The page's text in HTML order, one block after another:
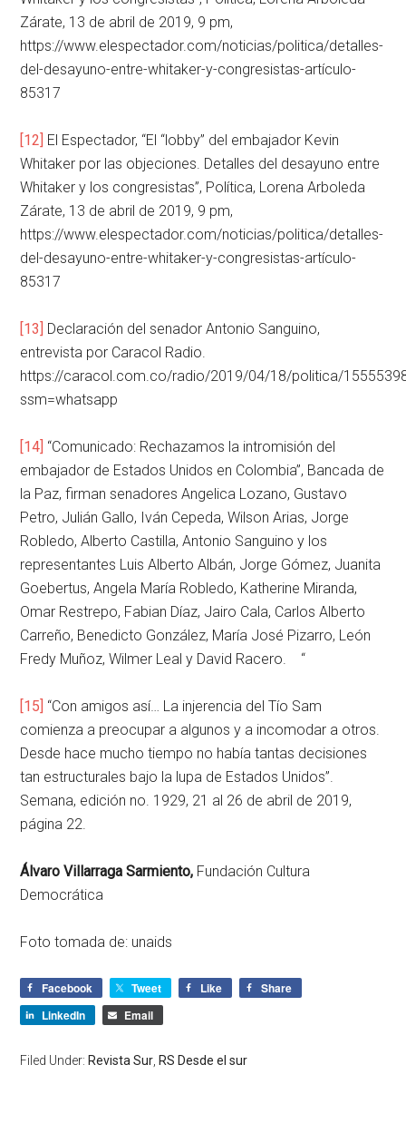
Zárate, 13 de abril de 2019, 9 pm,
https://www.elespectador.com/noticias/politica/detalles-
del-desayuno-entre-whitaker-y-congresistas-artículo-
85317
[12] El Espectador, “El “lobby” del embajador Kevin
Whitaker por las objeciones. Detalles del desayuno entre
Whitaker y los congresistas”, Política, Lorena Arboleda
Zárate, 13 de abril de 2019, 9 pm,
https://www.elespectador.com/noticias/politica/detalles-
del-desayuno-entre-whitaker-y-congresistas-artículo-
85317
[13] Declaración del senador Antonio Sanguino,
entrevista por Caracol Radio.
https://caracol.com.co/radio/2019/04/18/politica/
ssm=whatsapp
[14] “Comunicado: Rechazamos la intromisión del
embajador de Estados Unidos en Colombia”, Bancada de
la Paz, firman senadores Angelica Lozano, Gustavo
Petro, Julián Gallo, Iván Cepeda, Wilson Arias, Jorge
Robledo, Alberto Castilla, Antonio Sanguino y los
representantes Luis Alberto Albán, Jorge Gómez, Juanita
Goebertus, Angela María Robledo, Katherine Miranda,
Omar Restrepo, Fabian Díaz, Jairo Cala, Carlos Alberto
Carreño, Benedicto González, María José Pizarro, León
Fredy Muñoz, Wilmer Leal y David Racero. “
[15] “Con amigos así… La injerencia del Tío Sam
comienza a preocupar a algunos y a incomodar a otros.
Desde hace mucho tiempo no había tantas decisiones
tan estructurales bajo la lupa de Estados Unidos”.
Semana, edición no. 1929, 21 al 26 de abril de 2019,
página 22.
Álvaro Villarraga Sarmiento, Fundación Cultura
Democrática
Foto tomada de: unaids
Facebook Tweet Like
Share
LinkedIn
Email
Filed Under: Revista Sur RS Desde el sur